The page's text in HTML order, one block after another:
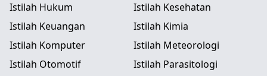
Istilah Hukum
Istilah Kesehatan
Istilah Keuangan
Istilah Kimia
Istilah Komputer
Istilah Meteorologi
Istilah Otomotif
Istilah Parasitologi